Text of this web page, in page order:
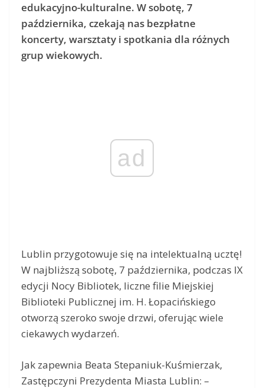
edukacyjno-kulturalne. W sobotę, 7
października, czekają nas bezpłatne
koncerty, warsztaty i spotkania dla różnych
grup wiekowych.
ad
Lublin przygotowuje się na intelektualną ucztę!
W najbliższą sobotę, 7 października, podczas IX
edycji Nocy Bibliotek, liczne filie Miejskiej
Biblioteki Publicznej im. H. Łopacińskiego
otworzą szeroko swoje drzwi, oferując wiele
ciekawych wydarzeń.
Jak zapewnia Beata Stepaniuk-Kuśmierzak,
Zastępczyni Prezydenta Miasta Lublin: –